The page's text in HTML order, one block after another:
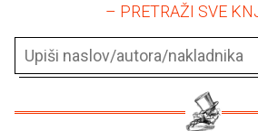
– PRETRAŽI SVE